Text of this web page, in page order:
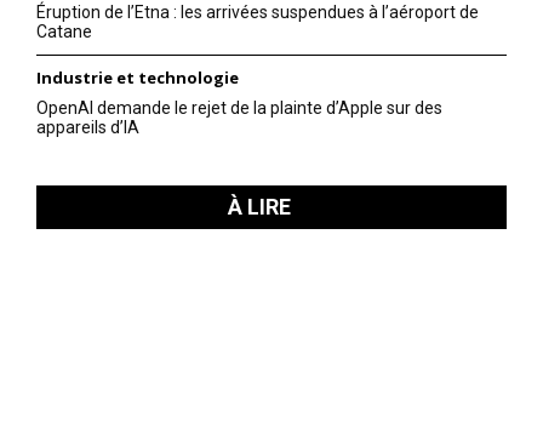
Éruption de l’Etna : les arrivées suspendues à l’aéroport de
Catane
Industrie et technologie
OpenAI demande le rejet de la plainte d’Apple sur des
appareils d’IA
À LIRE